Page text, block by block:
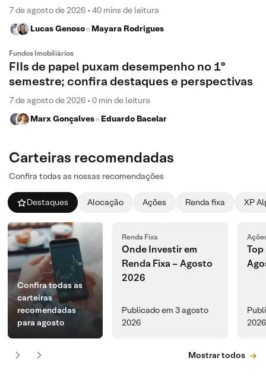
7 de agosto de 2026 • 40 mins de leitura
Lucas Genosoe Mayara Rodrigues
Fundos Imobiliários
FIIs de papel puxam desempenho no 1º
semestre; confira destaques e perspectivas
7 de agosto de 2026 • 0 min de leitura
Marx Gonçalvese Eduardo Bacelar
Carteiras recomendadas
Confira todas as nossas recomendações
Destaques Alocação Ações Renda fixa XP
Confira todas as
carteiras
recomendadas
para agosto
Renda Fixa
Onde Investir em
Renda Fixa – Agosto
2026
Publicado em 3 agosto
2026
Top
2026
Mostrar todos